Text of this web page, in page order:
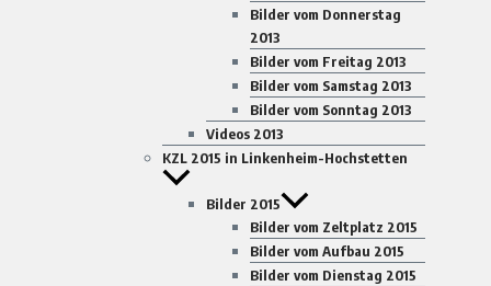
Bilder vom Donnerstag
2013
Bilder vom Freitag 2013
Bilder vom Samstag 2013
Bilder vom Sonntag 2013
Videos 2013
KZL 2015 in Linkenheim-Hochstetten
Bilder 2015
Bilder vom Zeltplatz 2015
Bilder vom Aufbau 2015
Bilder vom Dienstag 2015